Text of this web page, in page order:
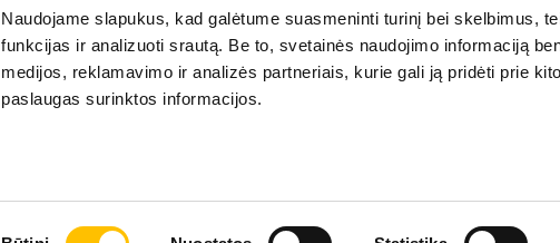
Naudojame slapukus, kad galėtume suasmeninti turinį bei skelbimus,
funkcijas ir analizuoti srautą. Be to, svetainės naudojimo informaciją
medijos, reklamavimo ir analizės partneriais, kurie gali ją pridėti prie
paslaugas surinktos informacijos.
SLAPUKŲ POLITIKA